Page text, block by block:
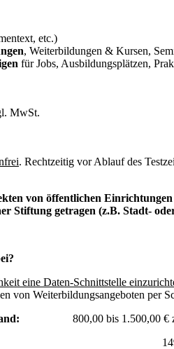
etc.)
, Weiterbildungen & Kursen,
für Jobs, Ausbildungsplätzen,
MwSt.
. Rechtzeitig vor Ablauf des
von öffentlichen
Stiftung getragen (z.B. Stadt-
eine Daten-Schnittstelle
von Weiterbildungsangeboten per
800,00 bis 1.500,00 €